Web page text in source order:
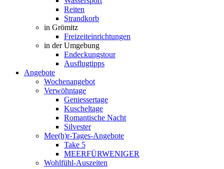
Reiten
Strandkorb
in Grömitz
Freizeiteinrichtungen
in der Umgebung
Endeckungstour
Ausflugtipps
Angebote
Wochenangebot
Verwöhntage
Geniessertage
Kuscheltage
Romantische Nacht
Silvester
Mee(h)r-Tages-Angebote
Take 5
MEERFÜRWENIGER
Wohlfühl-Auszeiten